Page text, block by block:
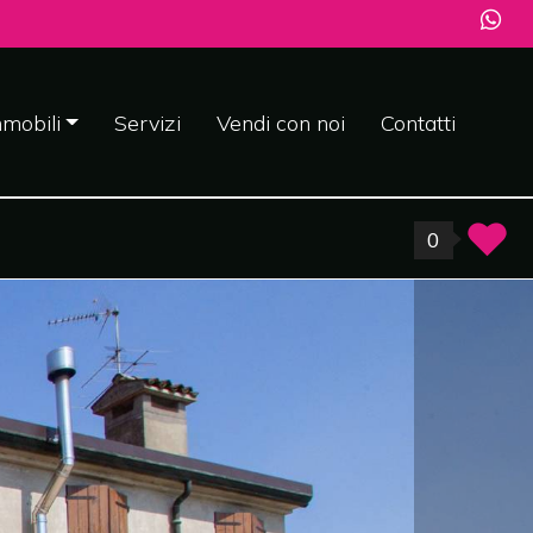
Servizi Vendi con noi Contatti
0